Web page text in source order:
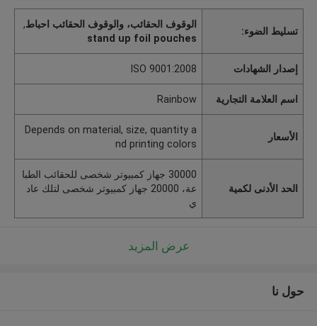
تسليط الضوء:
الوقوف الحقائب، والوقوف الحقائب احباط,
stand up foil pouches
إصدار الشهادات ISO 9001:2008
اسم العلامة التجارية Rainbow
الأسعار
Depends on material, size, quantity a
nd printing colors
الحد الأدنى لكمية
30000 جهاز كمبيوتر شخصى للحقائب الطبا
عة، 20000 جهاز كمبيوتر شخصى لتلك عاد
ي
عرض المزيد
حول نا